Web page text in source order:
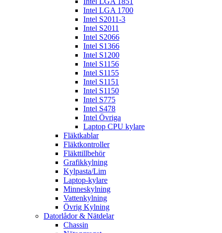
Intel LGA 1700
Intel S2011-3
Intel S2011
Intel S2066
Intel S1366
Intel S1200
Intel S1156
Intel S1155
Intel S1151
Intel S1150
Intel S775
Intel S478
Intel Övriga
Laptop CPU kylare
Fläktkablar
Fläktkontroller
Fläkttillbehör
Grafikkylning
Kylpasta/Lim
Laptop-kylare
Minneskylning
Vattenkylning
Övrig Kylning
Datorlådor & Nätdelar
Chassin